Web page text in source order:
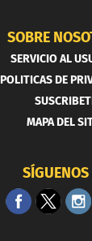
SOBRE
SERVICIO AL
POLITICAS DE
MAPA DEL
SÍGUENOS